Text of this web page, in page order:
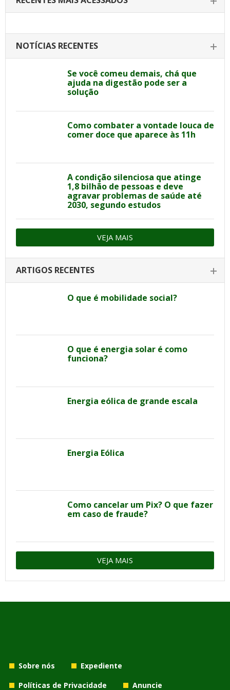
NOTÍCIAS RECENTES
Se você comeu demais, chá que
ajuda na digestão pode ser a
solução
Como combater a vontade louca de
comer doce que aparece às 11h
A condição silenciosa que atinge
1,8 bilhão de pessoas e deve
agravar problemas de saúde até
2030, segundo estudos
VEJA MAIS
ARTIGOS RECENTES
O que é mobilidade social?
O que é energia solar é como
funciona?
Energia eólica de grande escala
Energia Eólica
Como cancelar um Pix? O que fazer
em caso de fraude?
VEJA MAIS
Sobre nós
Expediente
Políticas de Privacidade
Anuncie